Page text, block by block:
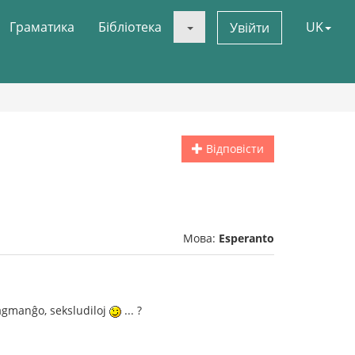
Граматика Бібліотека Увійти UK
Відповісти
Мова: Esperanto
seksludiloj ... ?